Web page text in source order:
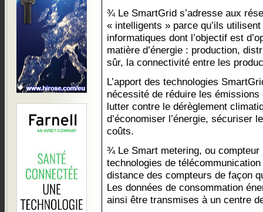
¾ Le SmartGrid s’adresse aux
« intelligents » parce qu’ils
informatiques dont l’objectif est
matière d’énergie : production,
sûr, la connectivité entre les
L’apport des technologies
nécessité de réduire les
lutter contre le dérèglement
d’économiser l’énergie, sécuriser
coûts.
¾ Le Smart metering, ou compteur
technologies de
distance des compteurs de façon
Les données de consommation
ainsi être transmises à un centre